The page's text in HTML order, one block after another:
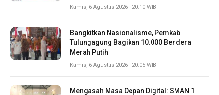
Kamis, 6 Agustus 2026 - 20:10 WIB
Bangkitkan Nasionalisme, Pemkab
Tulungagung Bagikan 10.000 Bendera
Merah Putih
Kamis, 6 Agustus 2026 - 20:05 WIB
Mengasah Masa Depan Digital: SMAN 1